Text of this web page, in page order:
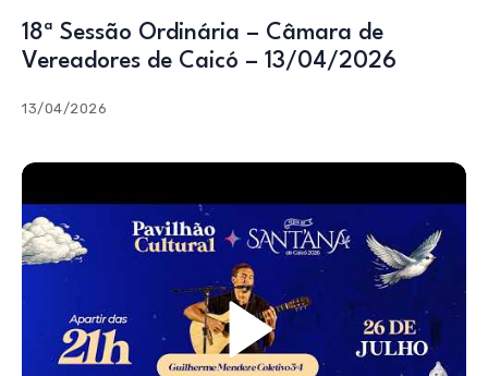
18ª Sessão Ordinária – Câmara de
Vereadores de Caicó – 13/04/2026
13/04/2026